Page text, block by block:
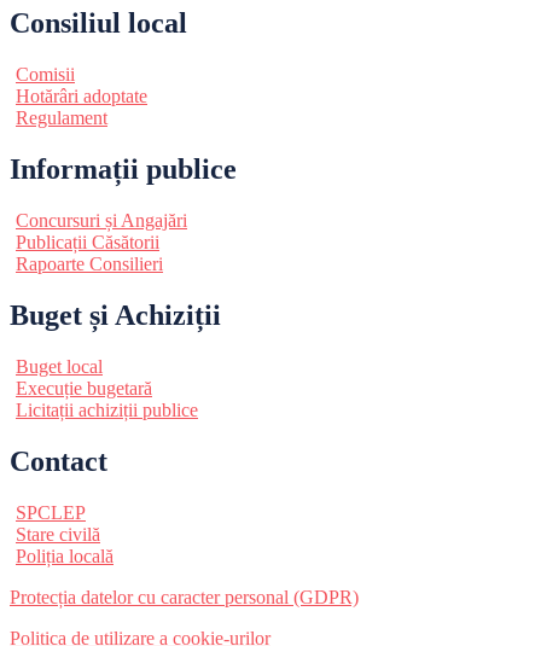
Consiliul local
Comisii
Hotărâri adoptate
Regulament
Informații publice
Concursuri și Angajări
Publicații Căsătorii
Rapoarte Consilieri
Buget și Achiziții
Buget local
Execuție bugetară
Licitații achiziții publice
Contact
SPCLEP
Stare civilă
Poliția locală
Protecția datelor cu caracter personal (GDPR)
Politica de utilizare a cookie-urilor